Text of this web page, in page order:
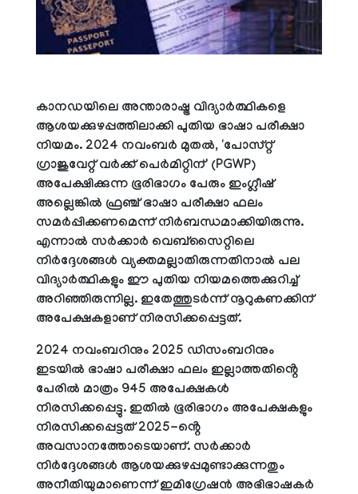
കാനഡയിലെ അന്താരാഷ്ട്ര വിദ്യാർത്ഥികളെ
ആശയക്കുഴപ്പത്തിലാക്കി പുതിയ ഭാഷാ പരീക്ഷാ
നിയമം. 2024 നവംബർ മുതൽ, 'പോസ്റ്റ്
ഗ്രാജുവേറ്റ് വർക്ക് പെർമിറ്റിന്' (PGWP)
അപേക്ഷിക്കുന്ന ഭൂരിഭാഗം പേരും ഇംഗ്ലീഷ്
അല്ലെങ്കിൽ ഫ്രഞ്ച് ഭാഷാ പരീക്ഷാ ഫലം
സമർപ്പിക്കണമെന്ന് നിർബന്ധമാക്കിയിരുന്നു.
എന്നാൽ സർക്കാർ വെബ്‌സൈറ്റിലെ
നിർദ്ദേശങ്ങൾ വ്യക്തമല്ലാതിരുന്നതിനാൽ പല
വിദ്യാർത്ഥികളും ഈ പുതിയ നിയമത്തെക്കുറിച്ച്
അറിഞ്ഞിരുന്നില്ല. ഇതേത്തുടർന്ന് നൂറുകണക്കിന്
അപേക്ഷകളാണ് നിരസിക്കപ്പെട്ടത്.
2024 നവംബറിനും 2025 ഡിസംബറിനും
ഇടയിൽ ഭാഷാ പരീക്ഷാ ഫലം ഇല്ലാത്തതിൻ്റെ
പേരിൽ മാത്രം 945 അപേക്ഷകൾ
നിരസിക്കപ്പെട്ടു. ഇതിൽ ഭൂരിഭാഗം അപേക്ഷകളും
നിരസിക്കപ്പെട്ടത് 2025-ൻ്റെ
അവസാനത്തോടെയാണ്. സർക്കാർ
നിർദ്ദേശങ്ങൾ ആശയക്കുഴപ്പമുണ്ടാക്കുന്നതും
അനീതിയുമാണെന്ന് ഇമിഗ്രേഷൻ അഭിഭാഷകർ